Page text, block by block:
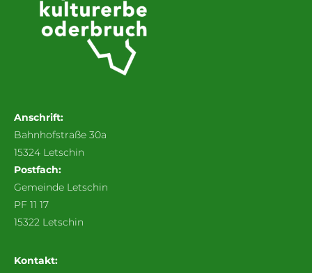
Anschrift:
Bahnhofstraße 30a
15324 Letschin
Postfach:
Gemeinde Letschin
PF 11 17
15322 Letschin
Kontakt: